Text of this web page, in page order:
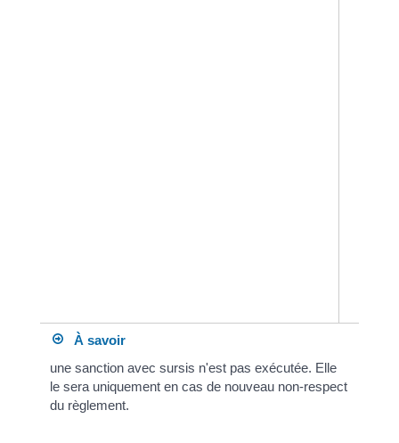
À savoir
une sanction avec sursis n'est pas exécutée. Elle
le sera uniquement en cas de nouveau non-respect
du règlement.